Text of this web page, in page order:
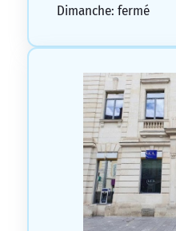
Dimanche: fermé